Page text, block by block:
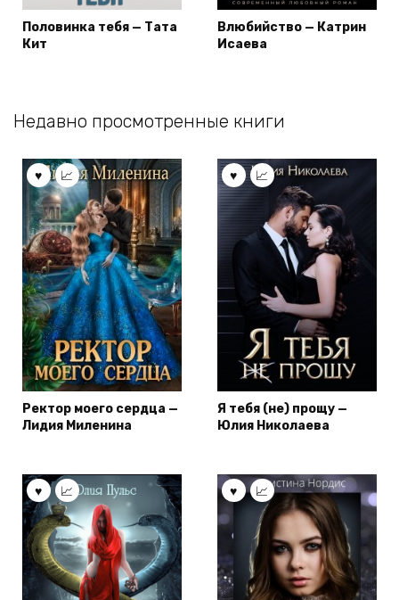
Половинка тебя — Тата
Кит
Влюбийство — Катрин
Исаева
Недавно просмотренные книги
Ректор моего сердца —
Лидия Миленина
Я тебя (не) прощу —
Юлия Николаева